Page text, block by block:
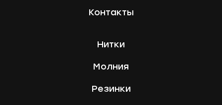
Контакты
Нитки
Молния
Резинки